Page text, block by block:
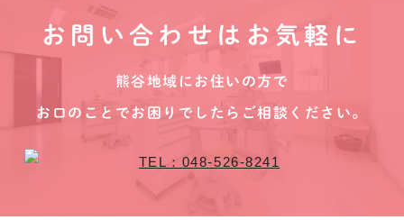
お問い合わせはお気軽に
熊谷地域にお住いの方で
お口のことでお困りでしたらご相談ください。